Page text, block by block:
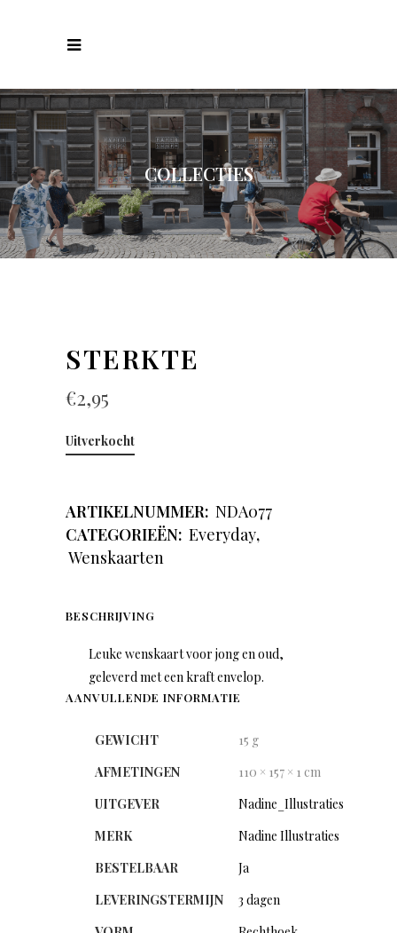
COLLECTIES
STERKTE
€2,95
Uitverkocht
ARTIKELNUMMER: NDA077
CATEGORIEËN: Everyday,
Wenskaarten
BESCHRIJVING
Leuke wenskaart voor jong en oud,
geleverd met een kraft envelop.
AANVULLENDE INFORMATIE
GEWICHT
15 g
AFMETINGEN
110 × 157 × 1 cm
UITGEVER
Nadine_Illustraties
MERK
Nadine Illustraties
BESTELBAAR
Ja
LEVERINGSTERMIJN
3 dagen